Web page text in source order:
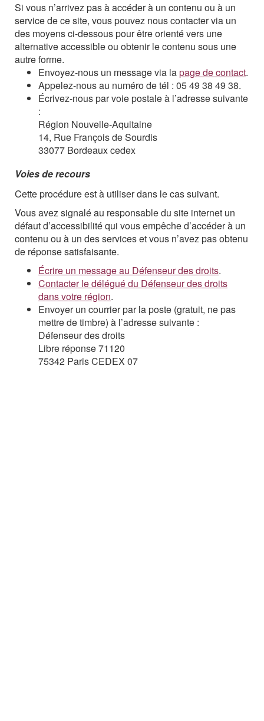
Si vous n’arrivez pas à accéder à un contenu ou à un
service de ce site, vous pouvez nous contacter via un
des moyens ci-dessous pour être orienté vers une
alternative accessible ou obtenir le contenu sous une
autre forme.
Envoyez-nous un message via lapage de contact.
Appelez-nous au numéro de tél : 05 49 38 49 38.
Écrivez-nous par voie postale à l’adresse suivante
:
Région Nouvelle-Aquitaine
14, Rue François de Sourdis
33077 Bordeaux cedex
Voies de recours
Cette procédure est à utiliser dans le cas suivant.
Vous avez signalé au responsable du site internet un
défaut d’accessibilité qui vous empêche d’accéder à un
contenu ou à un des services et vous n’avez pas obtenu
de réponse satisfaisante.
Écrire un message au Défenseur des droits.
Contacter le délégué du Défenseur des droits
dans votre région.
Envoyer un courrier par la poste (gratuit, ne pas
mettre de timbre) à l’adresse suivante :
Défenseur des droits
Libre réponse 71120
75342 Paris CEDEX 07